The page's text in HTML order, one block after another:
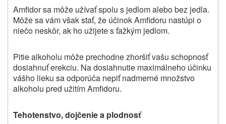
Amfidor sa môže užívať spolu s jedlom alebo bez jedla.
Môže sa vám však stať, že účinok Amfidoru nastúpi o
niečo neskôr, ak ho užijete s ťažkým jedlom.
Pitie alkoholu môže prechodne zhoršiť vašu schopnosť
dosiahnuť erekciu. Na dosiahnutie maximálneho účinku
vášho lieku sa odporúča nepiť nadmerné množstvo
alkoholu pred užitím Amfidoru.
Tehotenstvo, dojčenie a plodnosť